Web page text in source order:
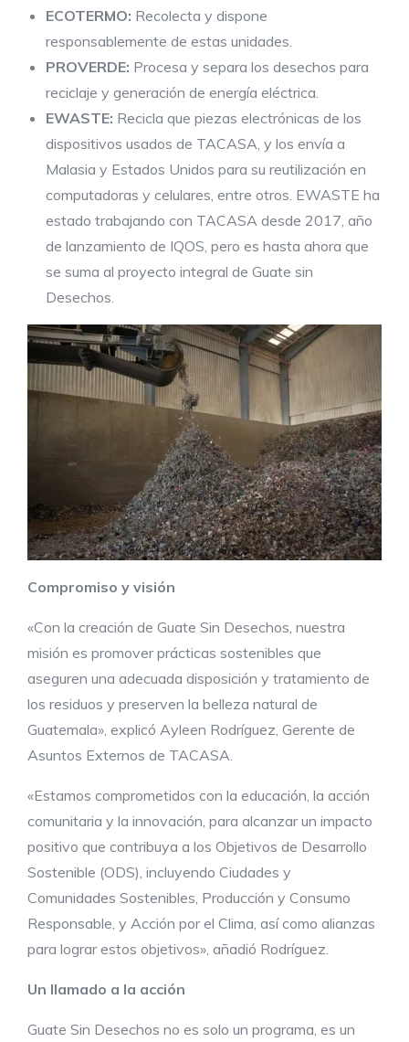
ECOTERMO: Recolecta y dispone
responsablemente de estas unidades.
PROVERDE: Procesa y separa los desechos para
reciclaje y generación de energía eléctrica.
EWASTE: Recicla que piezas electrónicas de los
dispositivos usados de TACASA, y los envía a
Malasia y Estados Unidos para su reutilización en
computadoras y celulares, entre otros. EWASTE ha
estado trabajando con TACASA desde 2017, año
de lanzamiento de IQOS, pero es hasta ahora que
se suma al proyecto integral de Guate sin
Desechos.
Compromiso y visión
«Con la creación de Guate Sin Desechos, nuestra
misión es promover prácticas sostenibles que
aseguren una adecuada disposición y tratamiento de
los residuos y preserven la belleza natural de
Guatemala», explicó Ayleen Rodríguez, Gerente de
Asuntos Externos de TACASA.
«Estamos comprometidos con la educación, la acción
comunitaria y la innovación, para alcanzar un impacto
positivo que contribuya a los Objetivos de Desarrollo
Sostenible (ODS), incluyendo Ciudades y
Comunidades Sostenibles, Producción y Consumo
Responsable, y Acción por el Clima, así como alianzas
para lograr estos objetivos», añadió Rodríguez.
Un llamado a la acción
Guate Sin Desechos no es solo un programa, es un